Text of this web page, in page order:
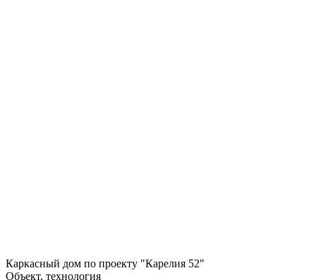
Каркасный дом по проекту "Карелия 52"
Объект, технология